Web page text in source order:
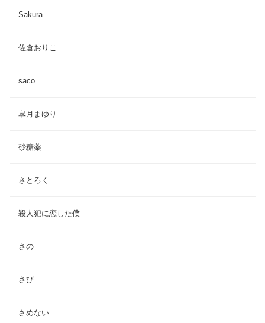
Sakura
佐倉おりこ
saco
皐月まゆり
砂糖薬
さとろく
殺人犯に恋した僕
さの
さび
さめない